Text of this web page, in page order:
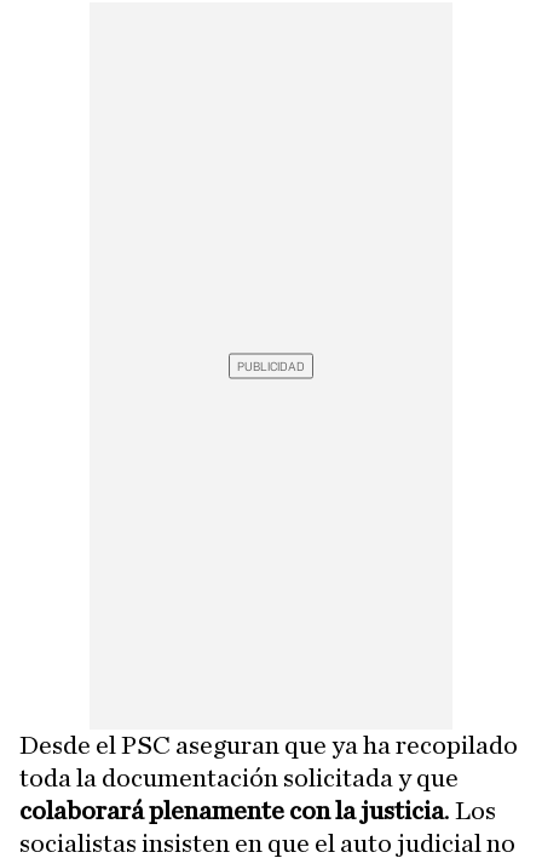
Desde el PSC aseguran que ya ha recopilado
toda la documentación solicitada y que
colaborará plenamente con la justicia. Los
socialistas insisten en que el auto judicial no